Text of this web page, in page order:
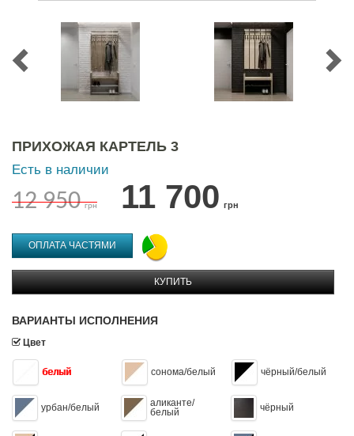
ПРИХОЖАЯ КАРТЕЛЬ 3
Есть в наличии
12 950 грн 11 700 грн
ОПЛАТА ЧАСТЯМИ
КУПИТЬ
ВАРИАНТЫ ИСПОЛНЕНИЯ
Цвет
белый сонома/белый чёрный/белый
урбан/белый
аликанте/
белый
чёрный